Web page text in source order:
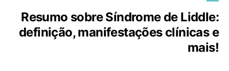
Resumo sobre Síndrome de Liddle:
definição, manifestações clínicas e
mais!